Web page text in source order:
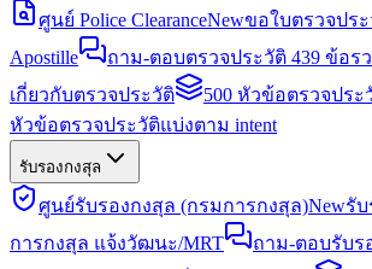
ศูนย์ Police ClearanceNewขอใบตรวจปร
Apostille
ถาม-ตอบตรวจประวัติ 439 ข้อร
เกี่ยวกับตรวจประวัติ
500 หัวข้อตรวจปร
หัวข้อตรวจประวัติแบ่งตาม intent
รับรองกงสุล
ศูนย์รับรองกงสุล (กรมการกงสุล)Newรับ
การกงสุล แจ้งวัฒนะ/MRT
ถาม-ตอบรับร